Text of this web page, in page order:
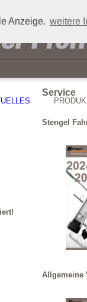
Anzeige. weitere
Service
Stengel
Allgemeine